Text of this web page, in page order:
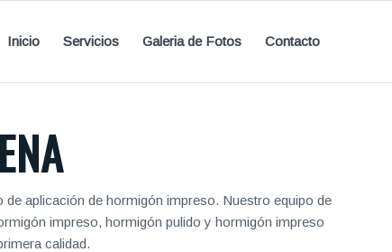
Inicio Servicios Galeria de Fotos Contacto
aplicación de hormigón impreso. Nuestro equipo de
impreso, hormigón pulido y hormigón impreso
calidad.